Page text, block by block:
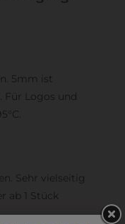
5mm ist
Für Logos und
Sehr vielseitig
ab 1 Stück